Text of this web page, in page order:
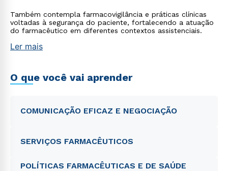
Também contempla farmacovigilância e práticas clínicas
voltadas à segurança do paciente, fortalecendo a atuação
do farmacêutico em diferentes contextos assistenciais.
Ler mais
O que você vai aprender
COMUNICAÇÃO EFICAZ E NEGOCIAÇÃO
SERVIÇOS FARMACÊUTICOS
POLÍTICAS FARMACÊUTICAS E DE SAÚDE